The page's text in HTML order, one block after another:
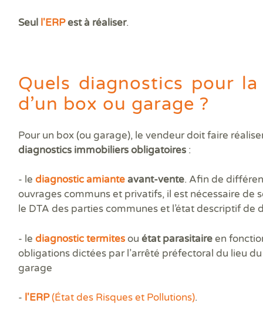
Seul l'ERPest à réaliser.
Quels diagnostics pour
d’un box ou garage ?
Pour un box (ou garage), le vendeur doit faire
diagnostics immobiliers obligatoires :
- le diagnostic amianteavant-vente. Afin de
ouvrages communs et privatifs, il est nécessaire de
le DTA des parties communes et l’état descriptif de
- le diagnostic termitesou état parasitaireen
obligations dictées par l’arrêté préfectoral du lieu
garage
- l'ERP(État des Risques et Pollutions).